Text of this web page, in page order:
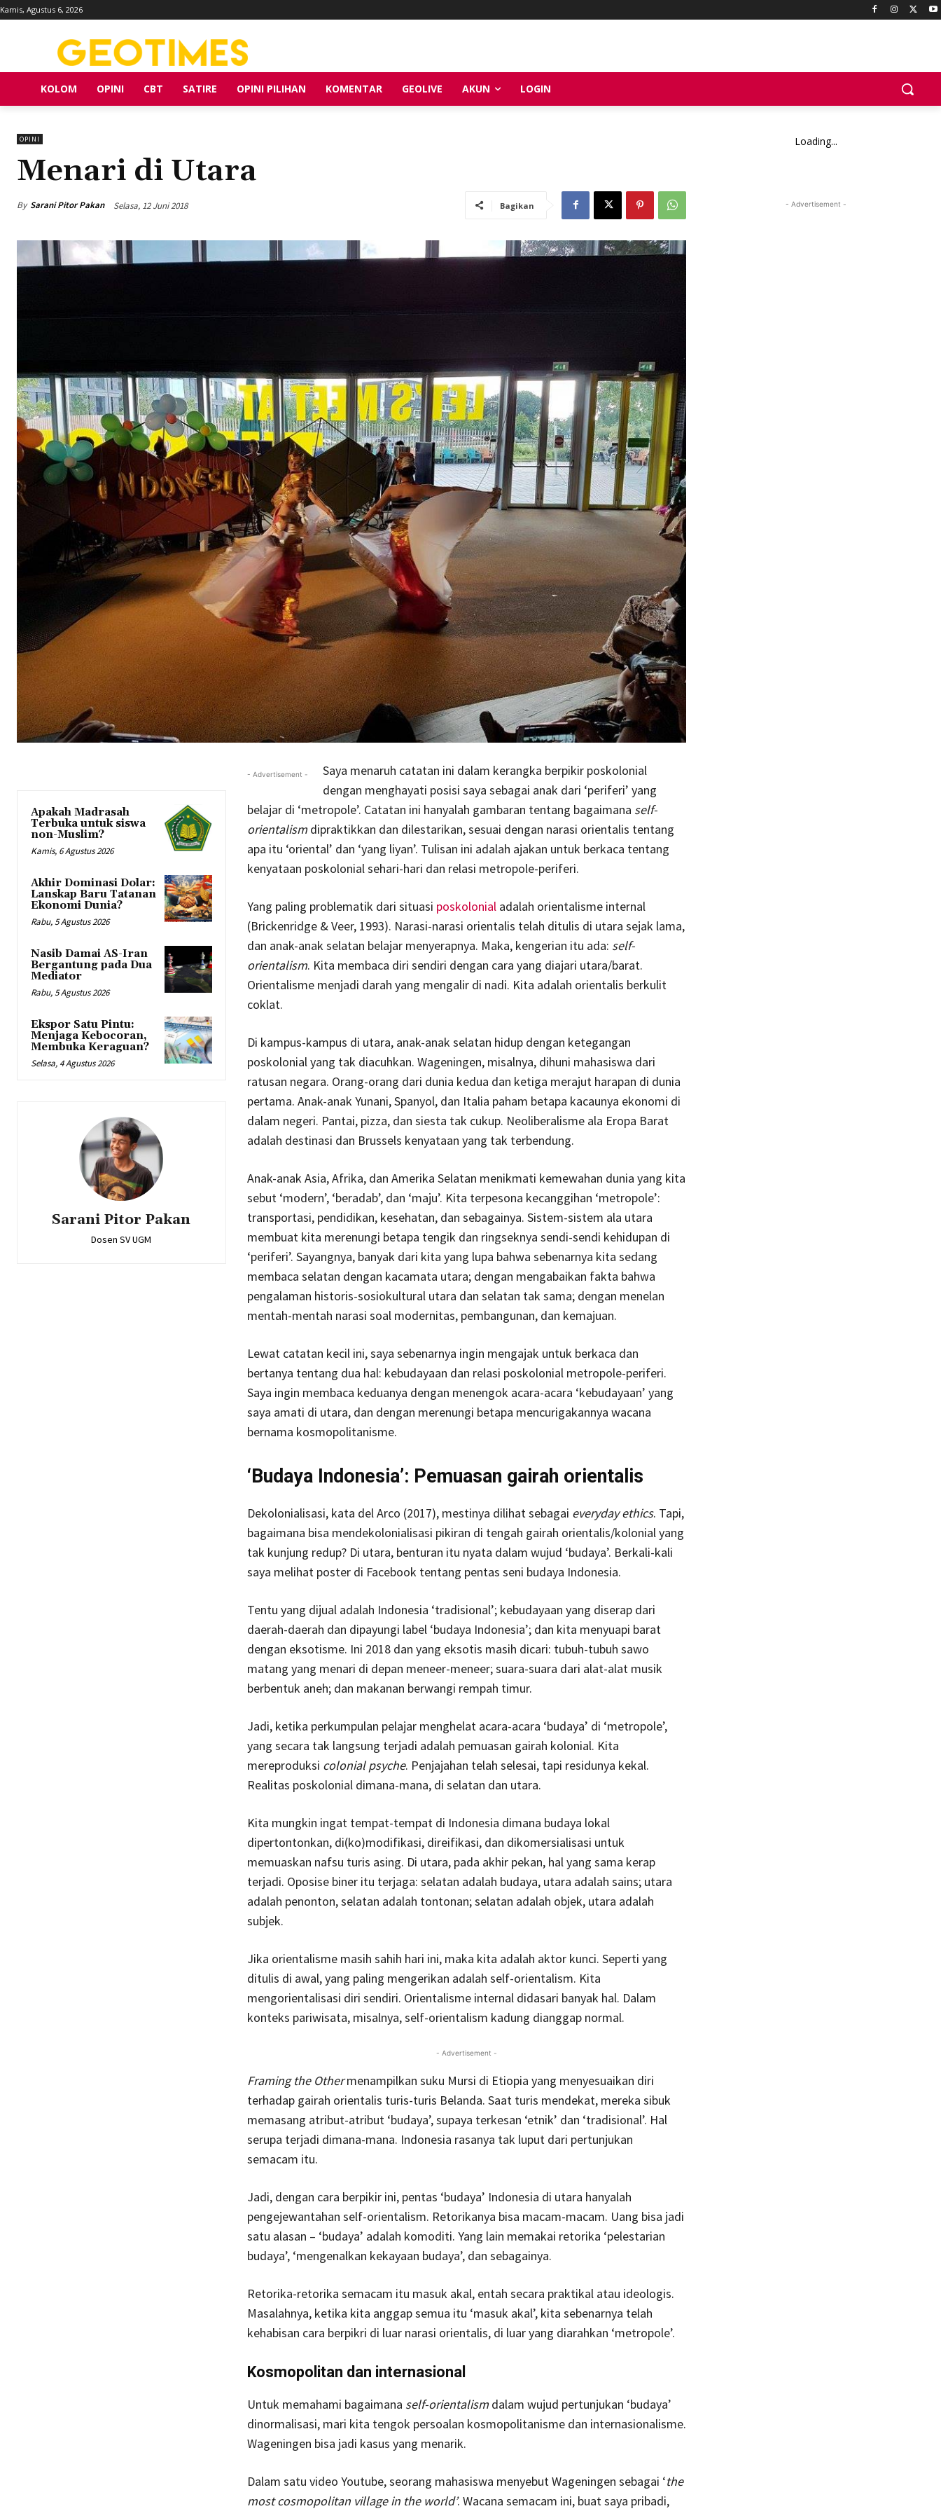
Kamis, Agustus 6, 2026
KOLOM OPINI CBT SATIRE OPINI PILIHAN KOMENTAR GEOLIVE AKUN LOGIN
OPINI
Menari di Utara
By Sarani Pitor Pakan Selasa, 12 Juni 2018 Bagikan
Apakah Madrasah
Terbuka untuk siswa
non-Muslim?
Kamis, 6 Agustus 2026
Akhir Dominasi Dolar:
Lanskap Baru Tatanan
Ekonomi Dunia?
Rabu, 5 Agustus 2026
Nasib Damai AS-Iran
Bergantung pada Dua
Mediator
Rabu, 5 Agustus 2026
Ekspor Satu Pintu:
Menjaga Kebocoran,
Membuka Keraguan?
Selasa, 4 Agustus 2026
Sarani Pitor Pakan
Dosen SV UGM
- Advertisement -
Saya menaruh catatan ini dalam kerangka berpikir poskolonial
dengan menghayati posisi saya sebagai anak dari ‘periferi’ yang
belajar di ‘metropole’. Catatan ini hanyalah gambaran tentang bagaimana self-
orientalismdipraktikkan dan dilestarikan, sesuai dengan narasi orientalis tentang
apa itu ‘oriental’ dan ‘yang liyan’. Tulisan ini adalah ajakan untuk berkaca tentang
kenyataan poskolonial sehari-hari dan relasi metropole-periferi.
Yang paling problematik dari situasi poskolonialadalah orientalisme internal
(Brickenridge & Veer, 1993). Narasi-narasi orientalis telah ditulis di utara sejak lama,
dan anak-anak selatan belajar menyerapnya. Maka, kengerian itu ada: self-
orientalism. Kita membaca diri sendiri dengan cara yang diajari utara/barat.
Orientalisme menjadi darah yang mengalir di nadi. Kita adalah orientalis berkulit
coklat.
Di kampus-kampus di utara, anak-anak selatan hidup dengan ketegangan
poskolonial yang tak diacuhkan. Wageningen, misalnya, dihuni mahasiswa dari
ratusan negara. Orang-orang dari dunia kedua dan ketiga merajut harapan di dunia
pertama. Anak-anak Yunani, Spanyol, dan Italia paham betapa kacaunya ekonomi di
dalam negeri. Pantai, pizza, dan siesta tak cukup. Neoliberalisme ala Eropa Barat
adalah destinasi dan Brussels kenyataan yang tak terbendung.
Anak-anak Asia, Afrika, dan Amerika Selatan menikmati kemewahan dunia yang kita
sebut ‘modern’, ‘beradab’, dan ‘maju’. Kita terpesona kecanggihan ‘metropole’:
transportasi, pendidikan, kesehatan, dan sebagainya. Sistem-sistem ala utara
membuat kita merenungi betapa tengik dan ringseknya sendi-sendi kehidupan di
‘periferi’. Sayangnya, banyak dari kita yang lupa bahwa sebenarnya kita sedang
membaca selatan dengan kacamata utara; dengan mengabaikan fakta bahwa
pengalaman historis-sosiokultural utara dan selatan tak sama; dengan menelan
mentah-mentah narasi soal modernitas, pembangunan, dan kemajuan.
Lewat catatan kecil ini, saya sebenarnya ingin mengajak untuk berkaca dan
bertanya tentang dua hal: kebudayaan dan relasi poskolonial metropole-periferi.
Saya ingin membaca keduanya dengan menengok acara-acara ‘kebudayaan’ yang
saya amati di utara, dan dengan merenungi betapa mencurigakannya wacana
bernama kosmopolitanisme.
‘Budaya Indonesia’: Pemuasan gairah orientalis
Dekolonialisasi, kata del Arco (2017), mestinya dilihat sebagai everyday ethics. Tapi,
bagaimana bisa mendekolonialisasi pikiran di tengah gairah orientalis/kolonial yang
tak kunjung redup? Di utara, benturan itu nyata dalam wujud ‘budaya’. Berkali-kali
saya melihat poster di Facebook tentang pentas seni budaya Indonesia.
Tentu yang dijual adalah Indonesia ‘tradisional’; kebudayaan yang diserap dari
daerah-daerah dan dipayungi label ‘budaya Indonesia’; dan kita menyuapi barat
dengan eksotisme. Ini 2018 dan yang eksotis masih dicari: tubuh-tubuh sawo
matang yang menari di depan meneer-meneer; suara-suara dari alat-alat musik
berbentuk aneh; dan makanan berwangi rempah timur.
Jadi, ketika perkumpulan pelajar menghelat acara-acara ‘budaya’ di ‘metropole’,
yang secara tak langsung terjadi adalah pemuasan gairah kolonial. Kita
mereproduksi colonial psyche. Penjajahan telah selesai, tapi residunya kekal.
Realitas poskolonial dimana-mana, di selatan dan utara.
Kita mungkin ingat tempat-tempat di Indonesia dimana budaya lokal
dipertontonkan, di(ko)modifikasi, direifikasi, dan dikomersialisasi untuk
memuaskan nafsu turis asing. Di utara, pada akhir pekan, hal yang sama kerap
terjadi. Oposise biner itu terjaga: selatan adalah budaya, utara adalah sains; utara
adalah penonton, selatan adalah tontonan; selatan adalah objek, utara adalah
subjek.
Jika orientalisme masih sahih hari ini, maka kita adalah aktor kunci. Seperti yang
ditulis di awal, yang paling mengerikan adalah self-orientalism. Kita
mengorientalisasi diri sendiri. Orientalisme internal didasari banyak hal. Dalam
konteks pariwisata, misalnya, self-orientalism kadung dianggap normal.
- Advertisement -
Framing the Othermenampilkan suku Mursi di Etiopia yang menyesuaikan diri
terhadap gairah orientalis turis-turis Belanda. Saat turis mendekat, mereka sibuk
memasang atribut-atribut ‘budaya’, supaya terkesan ‘etnik’ dan ‘tradisional’. Hal
serupa terjadi dimana-mana. Indonesia rasanya tak luput dari pertunjukan
semacam itu.
Jadi, dengan cara berpikir ini, pentas ‘budaya’ Indonesia di utara hanyalah
pengejewantahan self-orientalism. Retorikanya bisa macam-macam. Uang bisa jadi
satu alasan – ‘budaya’ adalah komoditi. Yang lain memakai retorika ‘pelestarian
budaya’, ‘mengenalkan kekayaan budaya’, dan sebagainya.
Retorika-retorika semacam itu masuk akal, entah secara praktikal atau ideologis.
Masalahnya, ketika kita anggap semua itu ‘masuk akal’, kita sebenarnya telah
kehabisan cara berpikri di luar narasi orientalis, di luar yang diarahkan ‘metropole’.
Kosmopolitan dan internasional
Untuk memahami bagaimana self-orientalismdalam wujud pertunjukan ‘budaya’
dinormalisasi, mari kita tengok persoalan kosmopolitanisme dan internasionalisme.
Wageningen bisa jadi kasus yang menarik.
Dalam satu video Youtube, seorang mahasiswa menyebut Wageningen sebagai ‘the
most cosmopolitan village in the world’. Wacana semacam ini, buat saya pribadi,
Loading...
- Advertisement -